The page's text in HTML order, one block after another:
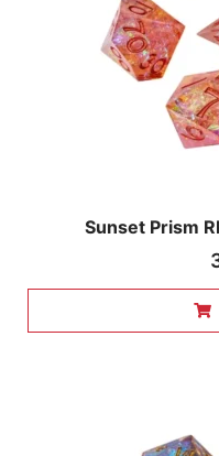
Sunset Prism